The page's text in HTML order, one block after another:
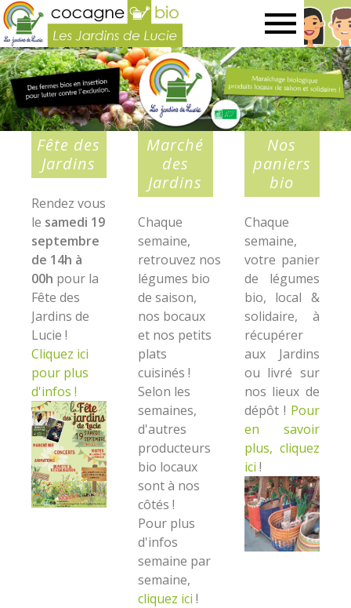
Les
Jardins
de
Lucie
Fête des
Jardins
Rendez vous
le samedi 19
septembre
de 14h à
00h pour la
Fête des
Jardins de
Lucie !
Cliquez ici
pour plus
d'infos !
Marché
des
Jardins
Chaque
semaine,
retrouvez nos
légumes bio
de saison,
nos bocaux
et nos petits
plats
cuisinés !
Selon les
semaines,
d'autres
producteurs
bio locaux
sont à nos
côtés !
Pour plus
d'infos
semaine par
semaine,
cliquez ici !
Nos
paniers
bio
Chaque
semaine,
votre panier
de légumes
bio, local &
solidaire, à
récupérer
aux Jardins
ou livré sur
nos lieux de
dépôt ! Pour
en savoir
plus, cliquez
ici !